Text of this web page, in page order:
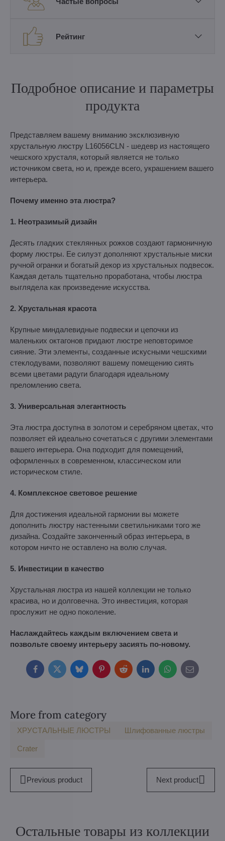
Рейтинг
Подробное описание и параметры
продукта
Представляем вашему вниманию эксклюзивную
хрустальную люстру L16056CLN - шедевр из настоящего
чешского хрусталя, который является не только
источником света, но и, прежде всего, украшением вашего
интерьера.
Почему именно эта люстра?
1. Неотразимый дизайн
Десять гладких стеклянных рожков создают гармоничную
форму люстры. Ее силуэт дополняют хрустальные миски
ручной огранки и богатый декор из хрустальных подвесок.
Каждая деталь тщательно проработана, чтобы люстра
выглядела как произведение искусства.
2. Хрустальная красота
Крупные миндалевидные подвески и цепочки из
маленьких октагонов придают люстре неповторимое
сияние. Эти элементы, созданные искусными чешскими
стеклодувами, позволяют вашему помещению сиять
всеми цветами радуги благодаря идеальному
преломлению света.
3. Универсальная элегантность
Эта люстра доступна в золотом и серебряном цветах, что
позволяет ей идеально сочетаться с другими элементами
вашего интерьера. Она подходит для помещений,
оформленных в современном, классическом или
историческом стиле.
4. Комплексное световое решение
Для достижения идеальной гармонии вы можете
дополнить люстру настенными светильниками того же
дизайна. Создайте законченный образ интерьера, в
котором ничто не оставлено на волю случая.
5. Инвестиции в качество
Хрустальная люстра из нашей коллекции не только
красива, но и долговечна. Это инвестиция, которая
прослужит не одно поколение.
Наслаждайтесь каждым включением света и
позвольте своему интерьеру засиять по-новому.
FacebookTwitterBlueskyPinterestRedditLinkedInWhatsApp
E-
mail
More from category
ХРУСТАЛЬНЫЕ ЛЮСТРЫ Шлифованные люстры
Crater
Previous product Next product
Остальные товары из коллекции